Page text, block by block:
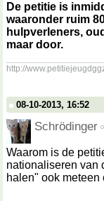
De petitie is
waaronder ruim
hulpverleners,
maar door.
http://
08-10-2013, 16:52
Schrödinger
Waarom is de
nationaliseren van
halen" ook meteen